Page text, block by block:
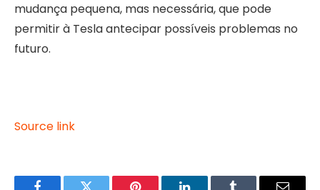
mudança pequena, mas necessária, que pode
permitir à Tesla antecipar possíveis problemas no
futuro.
Source link